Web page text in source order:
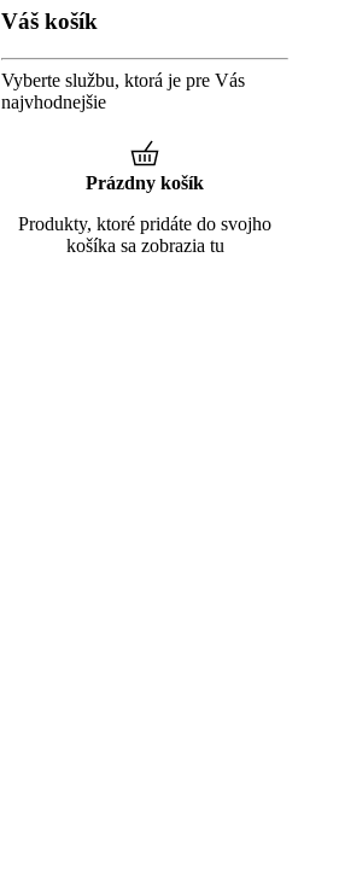
Váš košík
Vyberte službu, ktorá je pre Vás
najvhodnejšie
Prázdny košík
Produkty, ktoré pridáte do svojho
košíka sa zobrazia tu